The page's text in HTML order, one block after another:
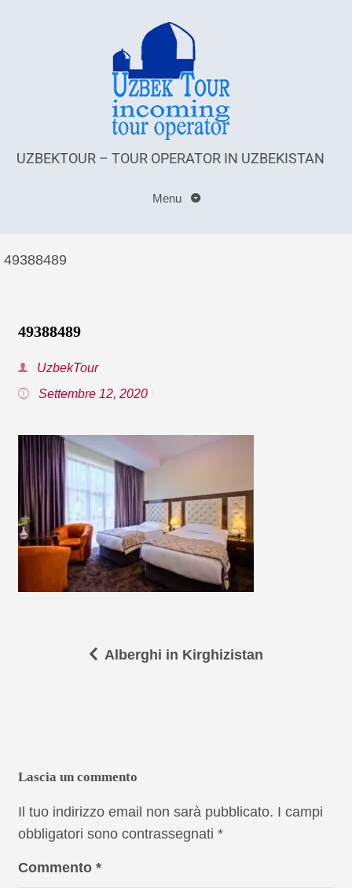
UZBEKTOUR – TOUR OPERATOR IN UZBEKISTAN
Menu
49388489
49388489
UzbekTour
Settembre 12, 2020
Alberghi in Kirghizistan
Lascia un commento
Il tuo indirizzo email non sarà pubblicato. I campi
obbligatori sono contrassegnati *
Commento *